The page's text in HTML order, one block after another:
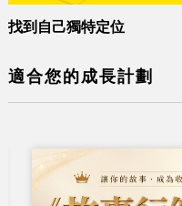
找到自己獨特定位
適合您的成長計劃